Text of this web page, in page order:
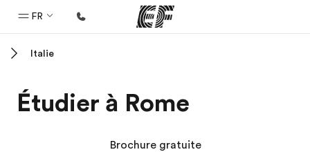
FR
Bienvenue chez EF
Programmes
Italie
Étudier à Rome
Brochure gratuite